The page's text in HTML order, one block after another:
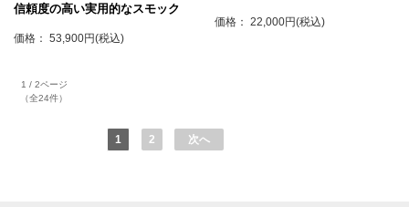
信頼度の高い実用的なスモック
価格： 53,900円(税込)
価格： 22,000円(税込)
1 / 2ページ
（全24件）
1 2 次へ